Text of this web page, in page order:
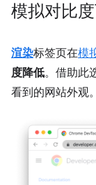
模拟对比
渲染标签页在模
度降低。借助此
看到的网站外观。